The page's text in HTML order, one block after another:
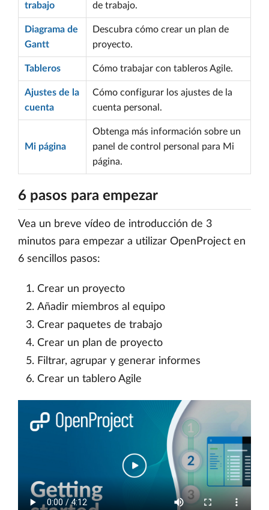
trabajo
de trabajo.
Diagrama de
Gantt
Descubra cómo crear un plan de
proyecto.
Tableros Cómo trabajar con tableros Agile.
Ajustes de la
cuenta
Cómo configurar los ajustes de la
cuenta personal.
Mi página
Obtenga más información sobre un
panel de control personal para Mi
página.
6 pasos para empezar
Vea un breve vídeo de introducción de 3
minutos para empezar a utilizar OpenProject en
6 sencillos pasos:
Crear un proyecto
Añadir miembros al equipo
Crear paquetes de trabajo
Crear un plan de proyecto
Filtrar, agrupar y generar informes
Crear un tablero Agile